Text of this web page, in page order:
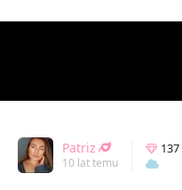
Patriz
10 lat temu
137